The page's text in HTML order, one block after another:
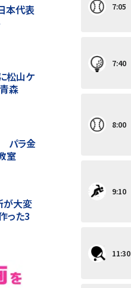
本代表
松山ケ
森
パラ金
室
が大変
った3
7:05
7:40
8:00
9:10
11:30